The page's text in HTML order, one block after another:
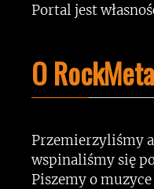
Portal jest
O
Przemierzyliśmy
wspinaliśmy się
Piszemy o